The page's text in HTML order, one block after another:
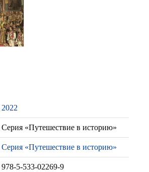
2022
Серия «Путешествие в историю»
Серия «Путешествие в историю»
978-5-533-02269-9